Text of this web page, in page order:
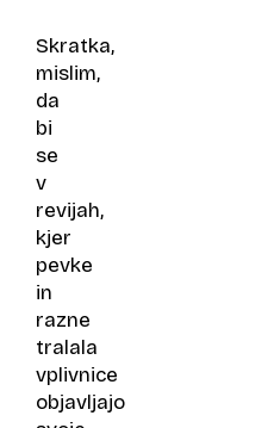
Skratka,
mislim,
da
bi
se
v
revijah,
kjer
pevke
in
razne
tralala
vplivnice
objavljajo